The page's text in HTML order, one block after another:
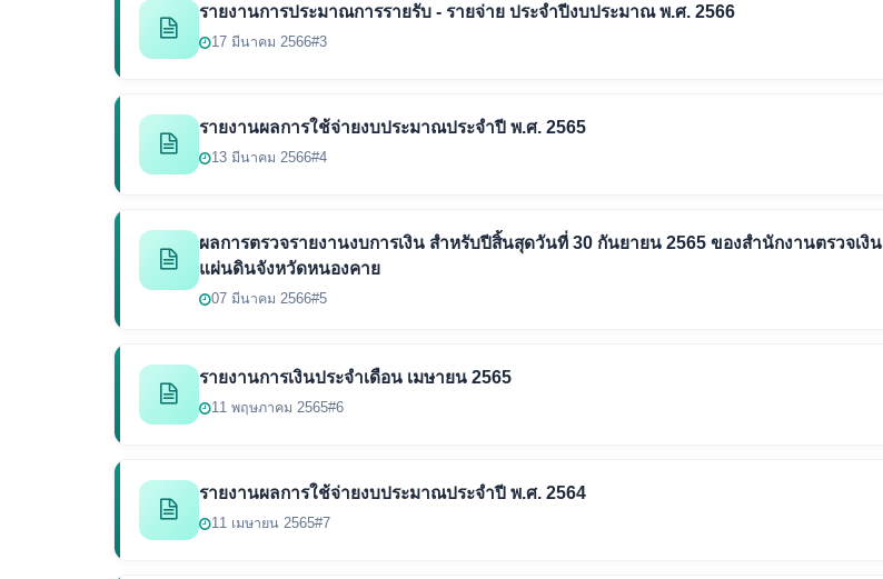
รายงานการประมาณการรายรับ - รายจ่าย ประจำปีงบประมาณ พ.ศ. 2566
17 มีนาคม 2566#3
รายงานผลการใช้จ่ายงบประมาณประจำปี พ.ศ. 2565
13 มีนาคม 2566#4
ผลการตรวจรายงานงบการเงิน สำหรับปีสิ้นสุดวันที่ 30 กันยายน 2565 ของสำนักงานตรวจเงิน
แผ่นดินจังหวัดหนองคาย
07 มีนาคม 2566#5
รายงานการเงินประจำเดือน เมษายน 2565
11 พฤษภาคม 2565#6
รายงานผลการใช้จ่ายงบประมาณประจำปี พ.ศ. 2564
11 เมษายน 2565#7